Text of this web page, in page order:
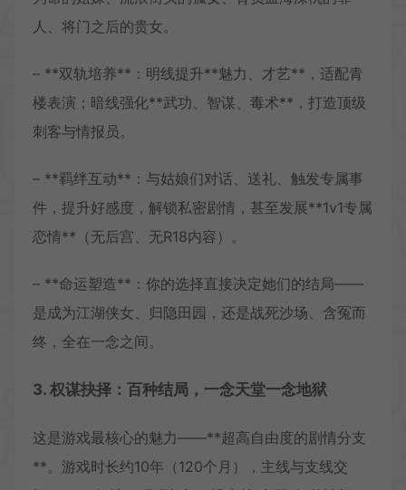
人、将门之后的贵女。
– **双轨培养**：明线提升**魅力、才艺**，适配青
楼表演；暗线强化**武功、智谋、毒术**，打造顶级
刺客与情报员。
– **羁绊互动**：与姑娘们对话、送礼、触发专属事
件，提升好感度，解锁私密剧情，甚至发展**1v1专属
恋情**（无后宫、无R18内容）。
– **命运塑造**：你的选择直接决定她们的结局——
是成为江湖侠女、归隐田园，还是战死沙场、含冤而
终，全在一念之间。
3. 权谋抉择：百种结局，一念天堂一念地狱
这是游戏最核心的魅力——**超高自由度的剧情分支
**。游戏时长约10年（120个月），主线与支线交